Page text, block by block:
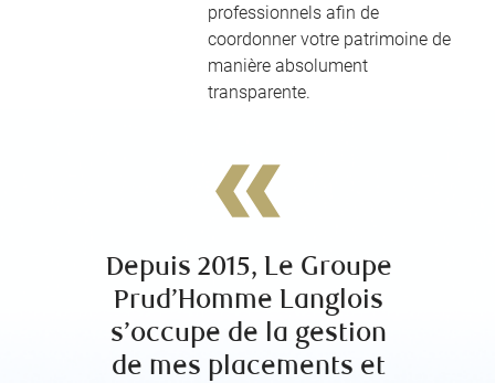
professionnels afin de
coordonner votre patrimoine de
manière absolument
transparente.
Depuis 2015, Le Groupe
Prud’Homme Langlois
s’occupe de la gestion
de mes placements et